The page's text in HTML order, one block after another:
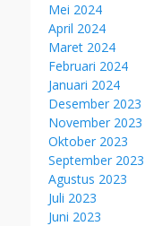
Mei 2024
April 2024
Maret 2024
Februari 2024
Januari 2024
Desember 2023
November 2023
Oktober 2023
September 2023
Agustus 2023
Juli 2023
Juni 2023